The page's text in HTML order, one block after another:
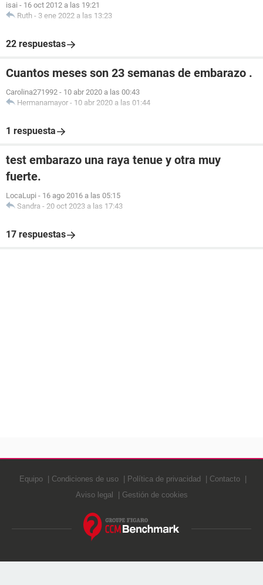
isai - 16 oct 2012 a las 19:21
Ruth - 3 ene 2022 a las 13:23
22 respuestas
Cuantos meses son 23 semanas de embarazo .
Carolina271992 - 10 abr 2020 a las 00:43
Hermanamayor - 10 abr 2020 a las 01:44
1 respuesta
test embarazo una raya tenue y otra muy
fuerte.
LocaLupi - 16 ago 2016 a las 05:15
Sandra - 20 oct 2023 a las 17:43
17 respuestas
Equipo Condiciones de uso Política de privacidad
Contacto
Aviso legal
Gestión de cookies